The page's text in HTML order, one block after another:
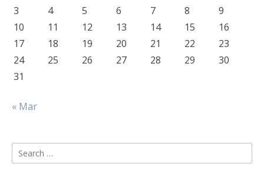
3
4 5 6 7 8
9
10
11 12 13 14 15
16
17
18 19 20 21 22
23
24
25 26 27 28 29
30
31
« Mar
Search
for: